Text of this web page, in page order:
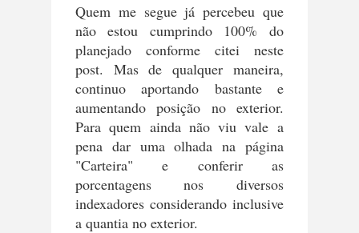
Quem me segue já percebeu que
não estou cumprindo 100% do
planejado conforme citei neste
post. Mas de qualquer maneira,
continuo aportando bastante e
aumentando posição no exterior.
Para quem ainda não viu vale a
pena dar uma olhada na página
"Carteira" e conferir as
porcentagens nos diversos
indexadores considerando inclusive
a quantia no exterior.